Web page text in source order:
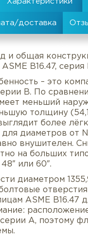
доставка
и общая
B16.47, серия
– это
B. По
меньший
толщину
более
диаметров от
внушителен.
на больших
или 60″.
диаметром
ASME B16.47
серии A, поэтому